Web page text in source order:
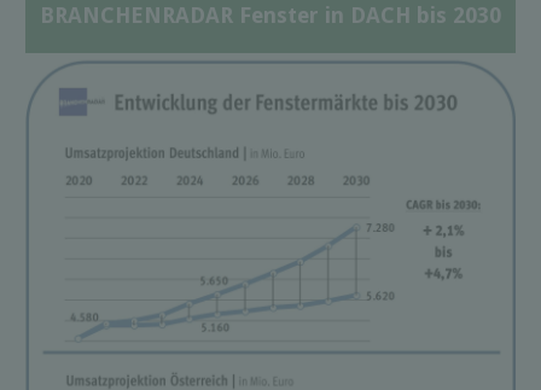
BRANCHENRADAR Fenster in DACH bis 2030